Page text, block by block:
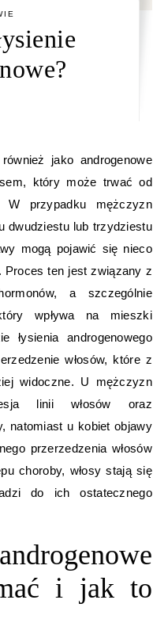
jako androgenowe
który może trwać od
przypadku mężczyzn
dwudziestu lub trzydziestu
mogą pojawić się nieco
Proces ten jest związany z
a szczególnie
wpływa na mieszki
łysienia androgenowego
włosów, które z
widoczne. U mężczyzn
linii włosów oraz
natomiast u kobiet objawy
przerzedzenia włosów
choroby, włosy stają się
do ich ostatecznego
i jak to